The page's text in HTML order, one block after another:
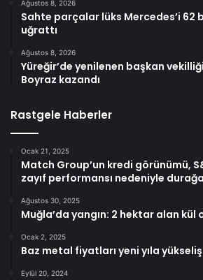
Ağustos 8, 2026
Sahte parçalar lüks Mercedes’i 62
uğrattı
Ağustos 8, 2026
Yüreğir’de yenilenen başkan
Boyraz kazandı
Rastgele Haberler
Ocak 21, 2025
Match Group’un kredi görünümü,
zayıf performansı nedeniyle
Ağustos 30, 2025
Muğla’da yangın: 2 hektar alan kül
Ocak 2, 2025
Baz metal fiyatları yeni yıla
Eylül 20, 2024